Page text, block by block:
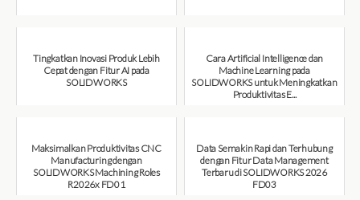
Tingkatkan Inovasi Produk Lebih
Cepat dengan Fitur AI pada
SOLIDWORKS
Cara Artificial Intelligence dan
Machine Learning pada
SOLIDWORKS untuk Meningkatkan
Produktivitas E...
Maksimalkan Produktivitas CNC
Manufacturing dengan
SOLIDWORKS Machining Roles
R2026x FD01
Data Semakin Rapi dan Terhubung
dengan Fitur Data Management
Terbaru di SOLIDWORKS 2026
FD03